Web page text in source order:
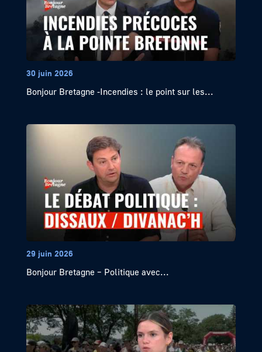
30 juin 2026
Bonjour Bretagne -Incendies : le point sur les...
29 juin 2026
Bonjour Bretagne – Politique avec...